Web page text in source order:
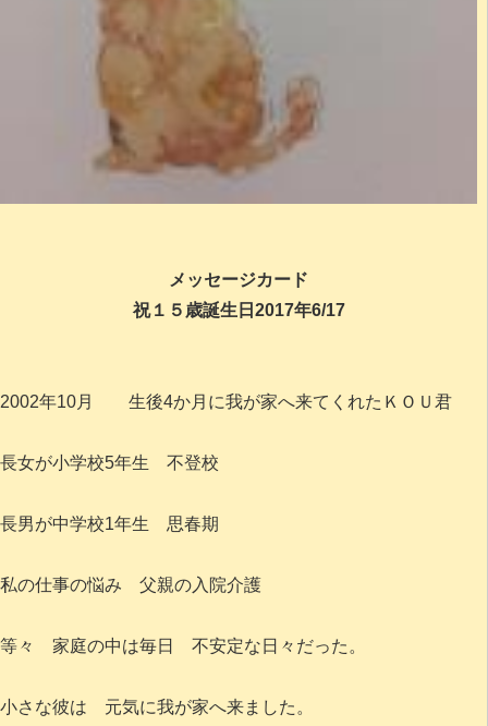
メッセージカード
祝１５歳誕生日2017年6/17
2002年10月 生後4か月に我が家へ来てくれたＫＯＵ君
長女が小学校5年生 不登校
長男が中学校1年生 思春期
私の仕事の悩み 父親の入院介護
等々 家庭の中は毎日 不安定な日々だった。
小さな彼は 元気に我が家へ来ました。